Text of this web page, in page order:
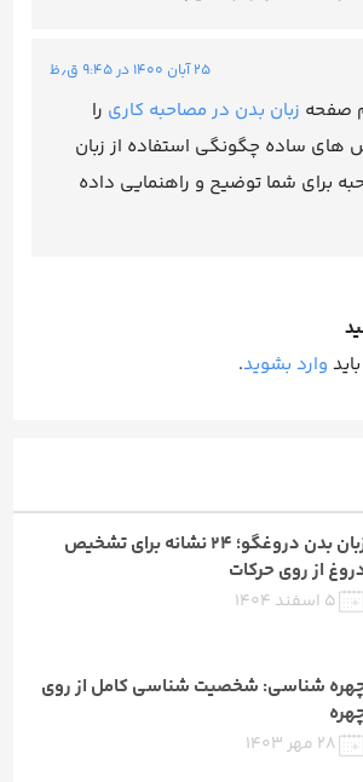
۲۵ آبان ۱۴۰۰ در ۹:۴۵ ق٫ظ
صفحه زبان بدن در مصاحبه کاری را
های ساده چگونگی استفاده از زبان
برای شما توضیح و راهنمایی داده
وارد بشوید.
زبان بدن دروغگو؛ 24 نشانه‌ برای تشخیص
از روی حرکات
۵ اسفند ۱۴۰۴
شناسی: شخصیت شناسی کامل از روی
۲۸ مهر ۱۴۰۳